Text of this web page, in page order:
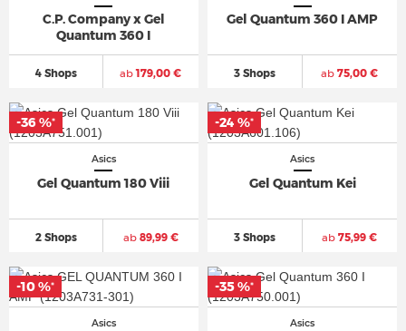
C.P. Company x Gel
Quantum 360 I
4 Shops ab179,00 €
Gel Quantum 360 I AMP
3 Shops ab 75,00 €
Asics
Gel Quantum 180 Viii
2 Shops ab89,99 €
-36 %*
Asics
Gel Quantum Kei
3 Shops ab 75,99 €
-24 %*
Asics
-10 %*
Asics
-35 %*